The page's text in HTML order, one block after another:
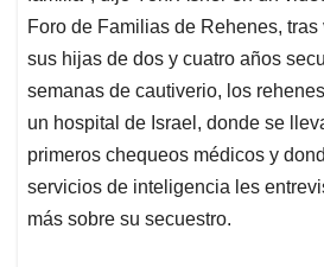
Foro de Familias de Rehenes,
sus hijas de dos y cuatro años
semanas de cautiverio, los
un hospital de Israel, donde se
primeros chequeos médicos y
servicios de inteligencia les
más sobre su secuestro.